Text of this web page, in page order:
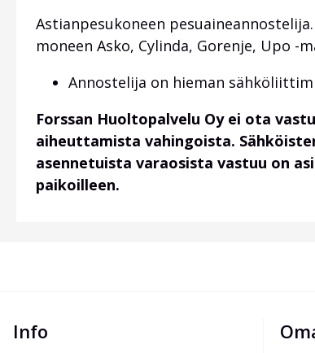
Astianpesukoneen pesuaineannostelija.
moneen Asko, Cylinda, Gorenje, Upo
Annostelija on hieman
Forssan Huoltopalvelu Oy ei ota
aiheuttamista vahingoista.
asennetuista varaosista vastuu on
paikoilleen.
Info